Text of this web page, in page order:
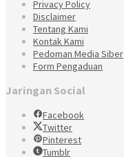
Privacy Policy
Disclaimer
Tentang Kami
Kontak Kami
Pedoman Media Siber
Form Pengaduan
Jaringan Social
Facebook
Twitter
Pinterest
Tumblr